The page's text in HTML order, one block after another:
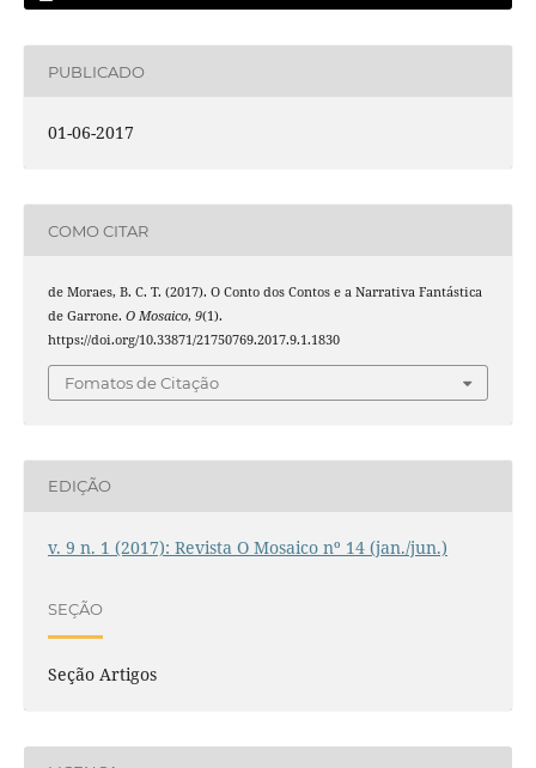
PUBLICADO
01-06-2017
COMO CITAR
de Moraes, B. C. T. (2017). O Conto dos Contos e a Narrativa Fantástica
de Garrone. O Mosaico, 9(1).
https://doi.org/10.33871/21750769.2017.9.1.1830
Fomatos de Citação
EDIÇÃO
v. 9 n. 1 (2017): Revista O Mosaico nº 14 (jan./jun.)
SEÇÃO
Seção Artigos